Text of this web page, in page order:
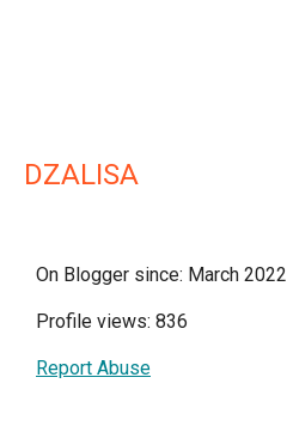
DZALISA
On Blogger since: March 2022
Profile views: 836
Report Abuse